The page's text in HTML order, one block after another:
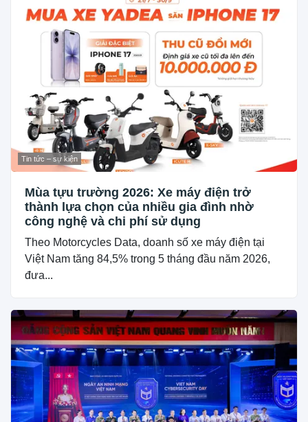
Tin tức – sự kiện
Mùa tựu trường 2026: Xe máy điện trở
thành lựa chọn của nhiều gia đình nhờ
công nghệ và chi phí sử dụng
Theo Motorcycles Data, doanh số xe máy điện tại
Việt Nam tăng 84,5% trong 5 tháng đầu năm 2026,
đưa...